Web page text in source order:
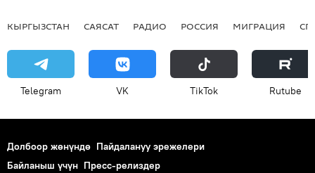
КЫРГЫЗСТАН САЯСАТ РАДИО РОССИЯ МИГРАЦИЯ
Telegram VK ТikТоk Rutube
Долбоор жөнүндө Пайдалануу эрежелери
Байланыш үчүн Пресс-релиздер